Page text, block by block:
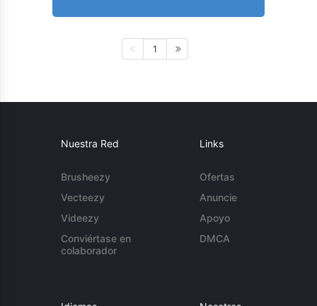
1
Nuestra Red
Brusheezy
Vecteezy
Videezy
Conviértase en
colaborador
Links
Ofertas
Anuncie
Apoyo
DMCA